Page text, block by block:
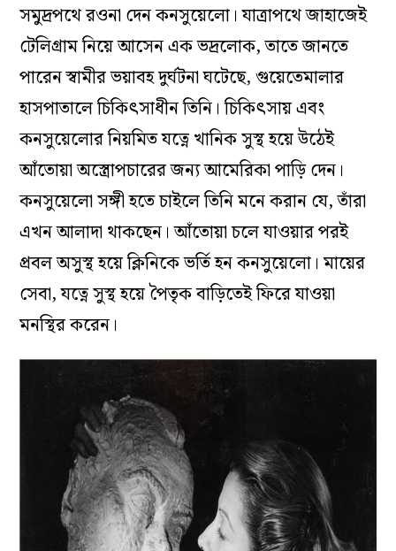
সমুদ্রপথে রওনা দেন কনসুয়েলো। যাত্রাপথে জাহাজেই
টেলিগ্রাম নিয়ে আসেন এক ভদ্রলোক, তাতে জানতে
পারেন স্বামীর ভয়াবহ দুর্ঘটনা ঘটেছে, গুয়েতেমালার
হাসপাতালে চিকিৎসাধীন তিনি। চিকিৎসায় এবং
কনসুয়েলোর নিয়মিত যত্নে খানিক সুস্থ হয়ে উঠেই
আঁতোয়া অস্ত্রোপচারের জন্য আমেরিকা পাড়ি দেন।
কনসুয়েলো সঙ্গী হতে চাইলে তিনি মনে করান যে, তাঁরা
এখন আলাদা থাকছেন। আঁতোয়া চলে যাওয়ার পরই
প্রবল অসুস্থ হয়ে ক্লিনিকে ভর্তি হন কনসুয়েলো। মায়ের
সেবা, যত্নে সুস্থ হয়ে পৈতৃক বাড়িতেই ফিরে যাওয়া
মনস্থির করেন।